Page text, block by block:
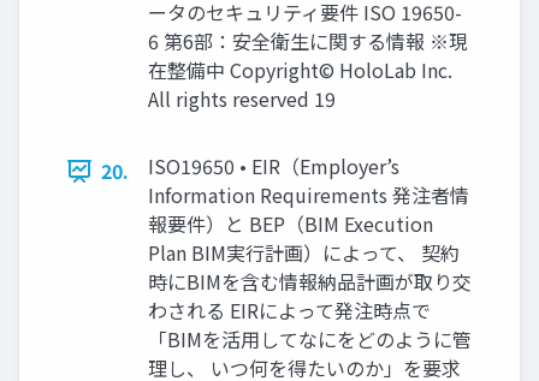
ータのセキュリティ要件 ISO 19650-
6 第6部：安全衛生に関する情報 ※現
在整備中 Copyright© HoloLab Inc.
All rights reserved 19
20.
ISO19650 • EIR（Employer’s
Information Requirements 発注者情
報要件）と BEP（BIM Execution
Plan BIM実行計画）によって、 契約
時にBIMを含む情報納品計画が取り交
わされる EIRによって発注時点で
「BIMを活用してなにをどのように管
理し、 いつ何を得たいのか」を要求